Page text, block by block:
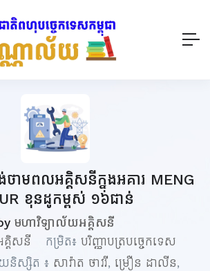
ង់ថាមពលអគ្គិសនីក្នុងអគារ MENG
ខុនដូកម្ពស់ ១៦​ជាន់
មហាវិទ្យាល័យអគ្គិសនី
គ្គិសនី កម្រិត៖ បរិញ្ញាបត្របច្ចេកទេស
និស្សិត ៖ សាវ៉ាត ថាវរី, ម្រឿន ដាលីន,